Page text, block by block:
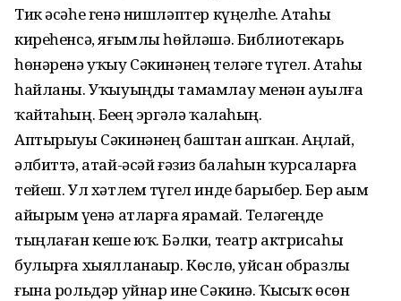
Тик әсәһе генә нишләптер күңелһеҙ. Атаһы
киреһенсә, яғымлы һөйләшә. Библиотекарь
һөнәренә уҡыу Сәкинәнең теләге түгел. Атаһы
һайланы. Уҡыуыңды тамамлау менән ауылға
ҡайтаһың. Беҙҙең эргәлә ҡалаһың.
Аптырыуы Сәкинәнең баштан ашҡан. Аңлай,
әлбиттә, атай-әсәй ғәзиз балаһын ҡурсаларға
тейеш. Ул хәтлем түгел инде барыбер. Бер аҙым
айырым үҙенә атларға ярамай. Теләгеңде
тыңлаған кеше юҡ. Бәлки, театр актрисаһы
булырға хыялланаҙыр. Көслө, уйсан образлы
ғына рольдәр уйнар ине Сәкинә. Ҡыҙсыҡ өсөн